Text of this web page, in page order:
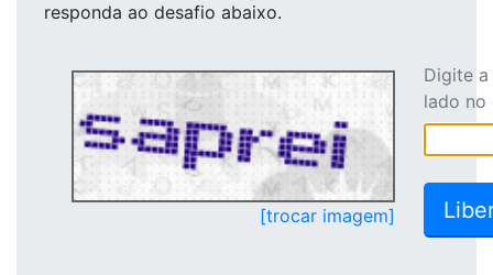
responda ao desafio abaixo.
[trocar imagem]
Digite
lado no